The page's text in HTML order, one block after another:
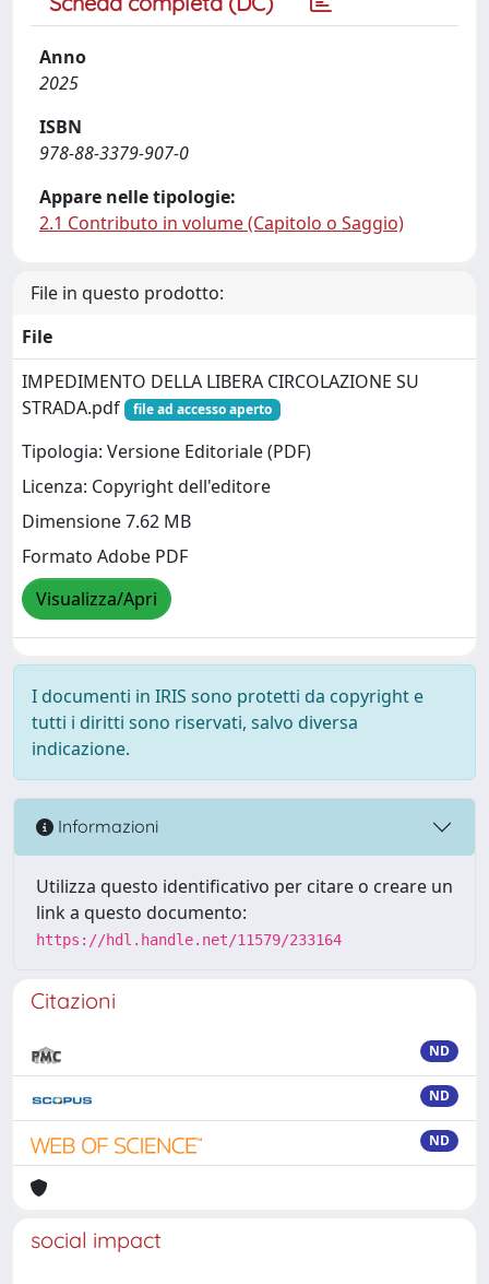
Anno
2025
ISBN
978-88-3379-907-0
Appare nelle tipologie:
2.1 Contributo in volume (Capitolo o Saggio)
File in questo prodotto:
File
IMPEDIMENTO DELLA LIBERA CIRCOLAZIONE SU
STRADA.pdf
file ad accesso aperto
Tipologia: Versione Editoriale (PDF)
Licenza: Copyright dell'editore
Dimensione 7.62 MB
Formato Adobe PDF
Visualizza/Apri
I documenti in IRIS sono protetti da copyright e
tutti i diritti sono riservati, salvo diversa
indicazione.
Informazioni
Utilizza questo identificativo per citare o creare un
link a questo documento:
https://hdl.handle.net/11579/233164
Citazioni
ND
ND
ND
social impact